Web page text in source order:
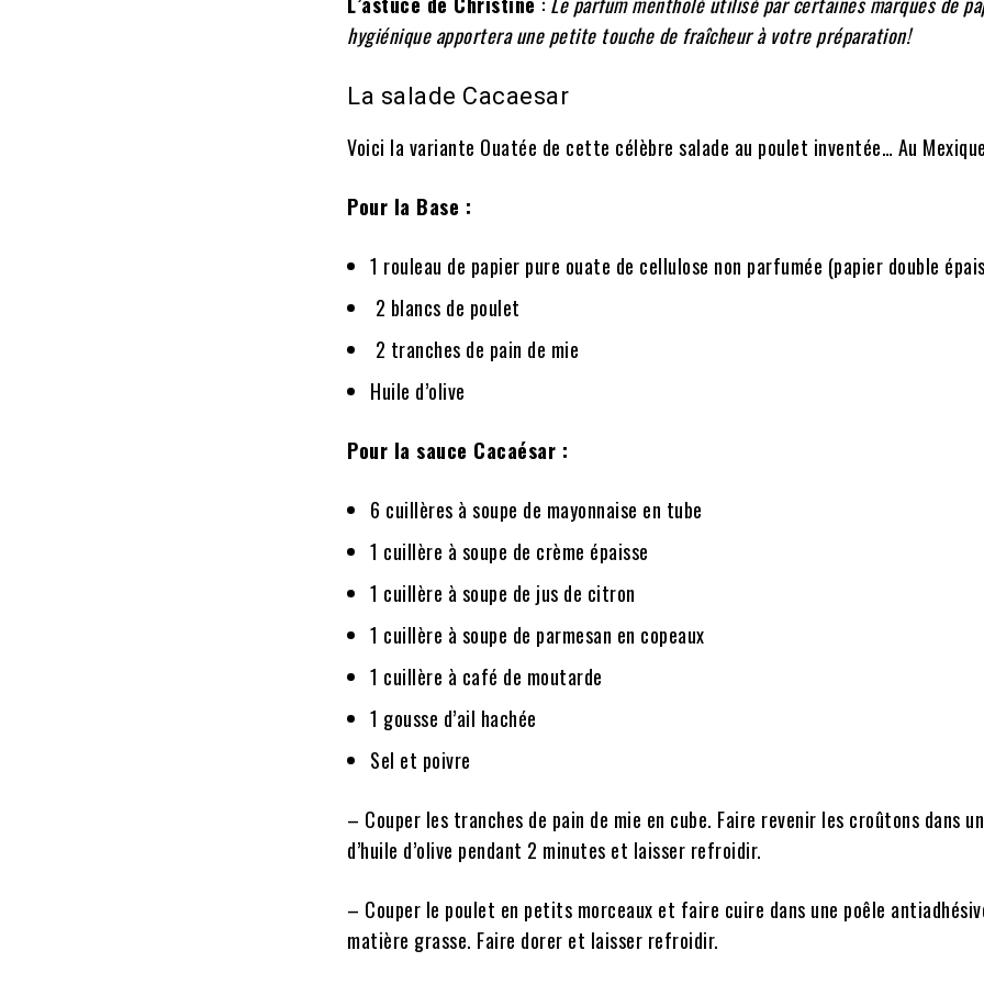
hygiénique apportera une petite touche de fraîcheur à votre préparation!
La salade Cacaesar
Voici la variante Ouatée de cette célèbre salade au poulet inventée… Au
Pour la Base :
1 rouleau de papier pure ouate de cellulose non parfumée (papier double
2 blancs de poulet
2 tranches de pain de mie
Huile d’olive
Pour la sauce Cacaésar :
6 cuillères à soupe de mayonnaise en tube
1 cuillère à soupe de crème épaisse
1 cuillère à soupe de jus de citron
1 cuillère à soupe de parmesan en copeaux
1 cuillère à café de moutarde
1 gousse d’ail hachée
Sel et poivre
– Couper les tranches de pain de mie en cube. Faire revenir les croûtons dans
d’huile d’olive pendant 2 minutes et laisser refroidir.
– Couper le poulet en petits morceaux et faire cuire dans une poêle
matière grasse. Faire dorer et laisser refroidir.